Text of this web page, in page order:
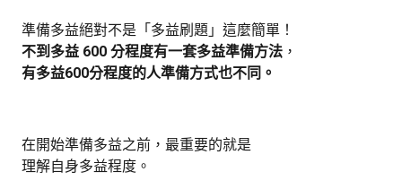
準備多益絕對不是「多益刷題」這麼簡單！
不到多益 600 分程度有一套多益準備方法 ，
有多益600分程度的人準備方式也不同。
在開始準備多益之前，最重要的就是
理解自身多益程度。